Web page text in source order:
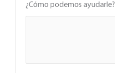
¿Cómo podemos ayudarle?